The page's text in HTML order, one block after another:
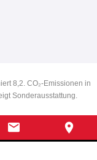
8,2. CO₂-Emissionen in
Sonderausstattung.